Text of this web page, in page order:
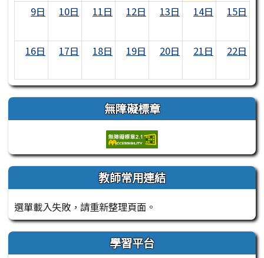
9日 10日 11日 12日 13日 14日 15日
16日 17日 18日 19日 20日 21日 22日
23日 24日 25日 26日 27日 28日 29日
1日 2日
無障礙標章
教師常用連結
選單載入失敗，請重新整理頁面。
學習平台